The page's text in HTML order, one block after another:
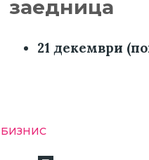
заедница
21 декември